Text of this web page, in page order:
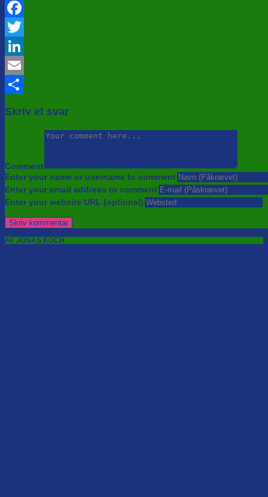
Facebook
Twitter
LinkedIn
Email
Skriv et svar
Comment
Enter your name or username to comment
Enter your email address to comment
Enter your website URL (optional)
AF JONAS KOCH